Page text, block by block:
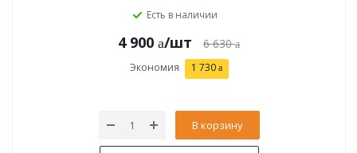
Есть в наличии
4 900 /шт 6 630
Экономия 1 730
В корзину